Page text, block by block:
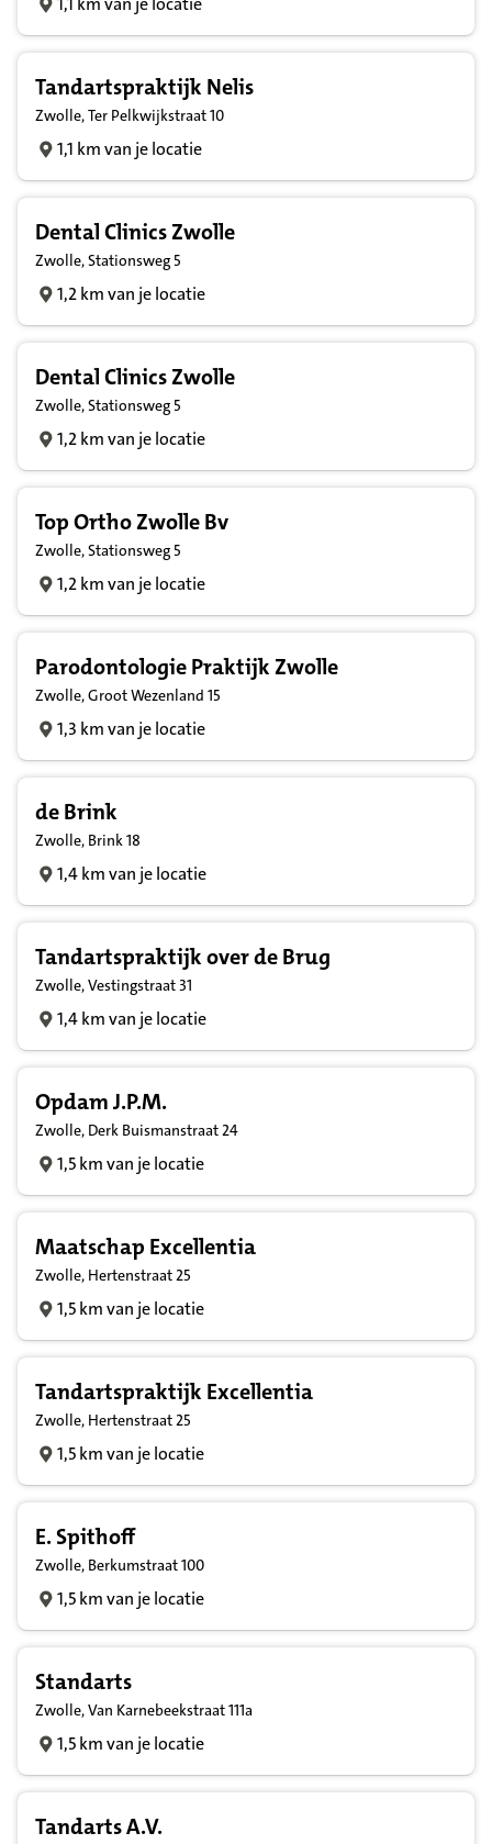
Tandartspraktijk Nelis
Zwolle, Ter Pelkwijkstraat 10
1,1 km van je locatie
Dental Clinics Zwolle
Zwolle, Stationsweg 5
1,2 km van je locatie
Dental Clinics Zwolle
Zwolle, Stationsweg 5
1,2 km van je locatie
Top Ortho Zwolle Bv
Zwolle, Stationsweg 5
1,2 km van je locatie
Parodontologie Praktijk Zwolle
Zwolle, Groot Wezenland 15
1,3 km van je locatie
de Brink
Zwolle, Brink 18
1,4 km van je locatie
Tandartspraktijk over de Brug
Zwolle, Vestingstraat 31
1,4 km van je locatie
Opdam J.P.M.
Zwolle, Derk Buismanstraat 24
1,5 km van je locatie
Maatschap Excellentia
Zwolle, Hertenstraat 25
1,5 km van je locatie
Tandartspraktijk Excellentia
Zwolle, Hertenstraat 25
1,5 km van je locatie
E. Spithoff
Zwolle, Berkumstraat 100
1,5 km van je locatie
Standarts
Zwolle, Van Karnebeekstraat 111a
1,5 km van je locatie
Tandarts A.V.